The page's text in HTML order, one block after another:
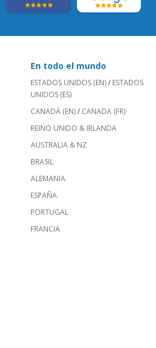
En todo el mundo
ESTADOS UNIDOS (EN)/ ESTADOS
UNIDOS (ES)
CANADÁ (EN)/ CANADA (FR)
REINO UNIDO & IRLANDA
AUSTRALIA & NZ
BRASIL
ALEMANIA
ESPAÑA
PORTUGAL
FRANCIA